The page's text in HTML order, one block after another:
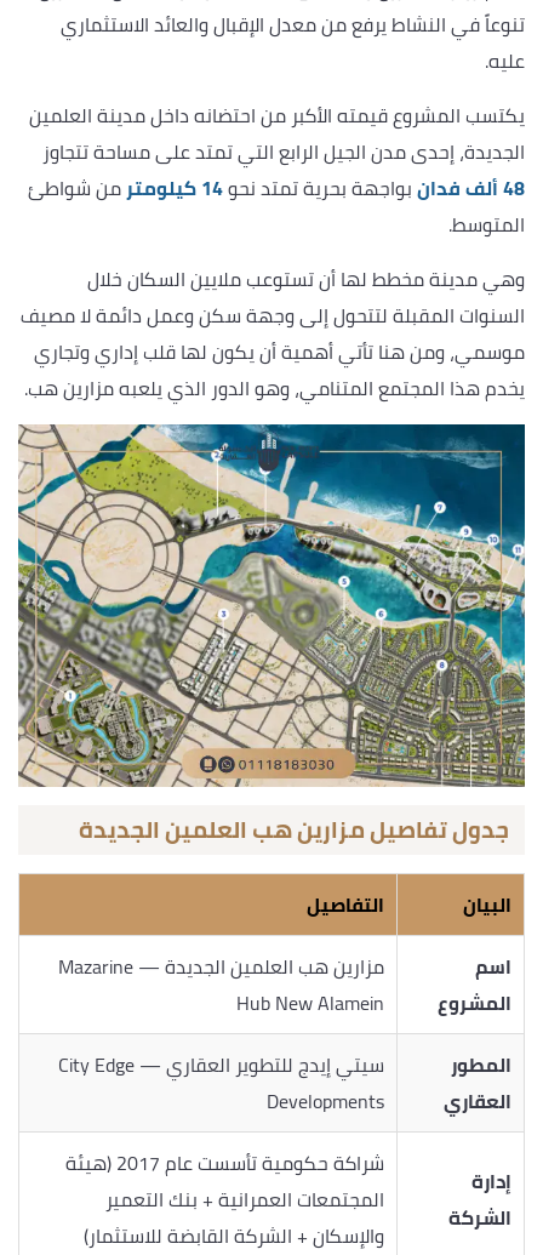
تنوعاً في النشاط يرفع من معدل الإقبال والعائد الاستثماري
عليه.
يكتسب المشروع قيمته الأكبر من احتضانه داخل مدينة العلمين
الجديدة، إحدى مدن الجيل الرابع التي تمتد على مساحة تتجاوز
48 ألف فدان
بواجهة بحرية تمتد نحو14 كيلومتر
من شواطئ
المتوسط.
وهي مدينة مخطط لها أن تستوعب ملايين السكان خلال
السنوات المقبلة لتتحول إلى وجهة سكن وعمل دائمة لا مصيف
موسمي، ومن هنا تأتي أهمية أن يكون لها قلب إداري وتجاري
يخدم هذا المجتمع المتنامي، وهو الدور الذي يلعبه مزارين هب.
جدول تفاصيل مزارين هب العلمين الجديدة
البيان
التفاصيل
اسم
المشروع
مزارين هب العلمين الجديدة — Mazarine
Hub New Alamein
المطور
العقاري
سيتي إيدج للتطوير العقاري — City Edge
Developments
إدارة
الشركة
شراكة حكومية تأسست عام 2017 (هيئة
المجتمعات العمرانية + بنك التعمير
والإسكان + الشركة القابضة للاستثمار)